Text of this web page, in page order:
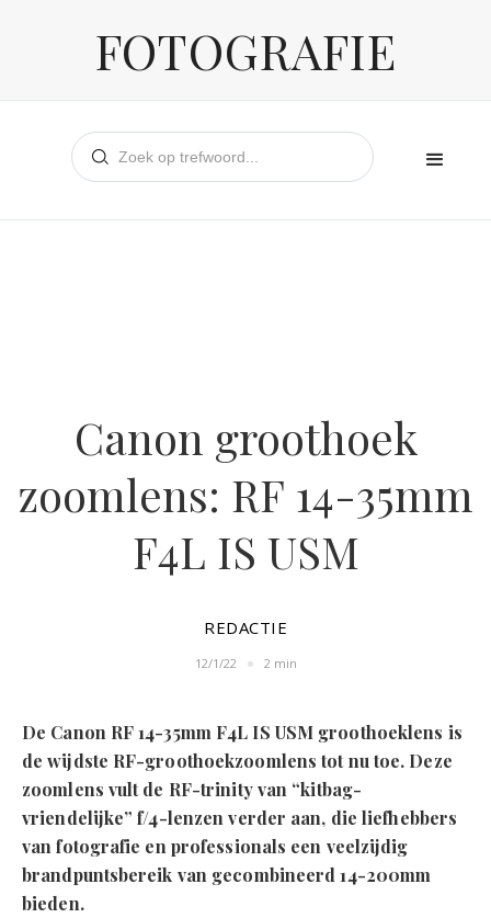
FOTOGRAFIE
Canon groothoek
zoomlens: RF 14-35mm
F4L IS USM
REDACTIE
12/1/22 2 min
De Canon RF 14-35mm F4L IS USM groothoeklens is
de wijdste RF-groothoekzoomlens tot nu toe. Deze
zoomlens vult de RF-trinity van “kitbag-
vriendelijke” f/4-lenzen verder aan, die liefhebbers
van fotografie en professionals een veelzijdig
brandpuntsbereik van gecombineerd 14-200mm
bieden.